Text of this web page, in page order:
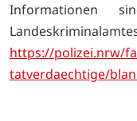
Informationen
https://polizei.nrw/
tatverdaechtige/